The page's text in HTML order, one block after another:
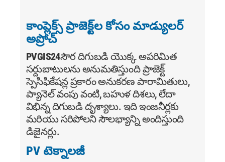
కాంప్లెక్స్ ప్రాజెక్ట్‌ల కోసం మాడ్యులర్
అప్రోచ్
PVGIS24సౌర దిగుబడి యొక్క అపరిమిత
సర్దుబాటులను అనుమతిస్తుంది ప్రాజెక్ట్
స్పెసిఫికేషన్ల ప్రకారం అనుకరణ పారామితులు,
ప్యానెల్ వంపు వంటి, బహుళ దిశలు, లేదా
విభిన్న దిగుబడి దృశ్యాలు. ఇది ఇంజనీర్లకు
మరియు సరిపోలని సౌలభ్యాన్ని అందిస్తుంది
డిజైనర్లు.
PV టెక్నాలజీ